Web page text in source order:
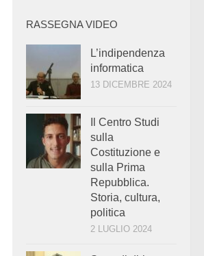
RASSEGNA VIDEO
L’indipendenza
informatica
13 DICEMBRE 2024
Il Centro Studi
sulla
Costituzione e
sulla Prima
Repubblica.
Storia, cultura,
politica
2 LUGLIO 2024